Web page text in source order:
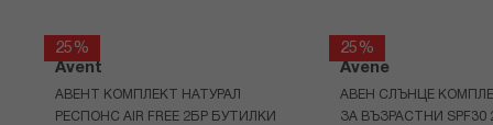
25%
Avent
АВЕНТ КОМПЛЕКТ НАТУРАЛ
РЕСПОНС AIR FREE 2БР БУТИЛКИ
25%
Avene
АВЕН СЛЪНЦЕ
ЗА ВЪЗРАСТНИ SPF30